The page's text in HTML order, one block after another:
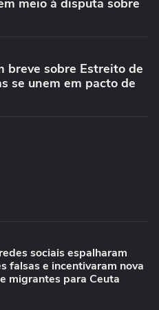
meio à disputa sobre
breve sobre Estreito de
se unem em pacto de
sociais espalharam
falsas e incentivaram nova
migrantes para Ceuta